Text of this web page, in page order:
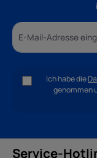
Ich habe die
genommen
Service-